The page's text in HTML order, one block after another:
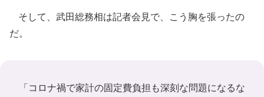
そして、武田総務相は記者会見で、こう胸を張ったの
だ。
「コロナ禍で家計の固定費負担も深刻な問題になるな